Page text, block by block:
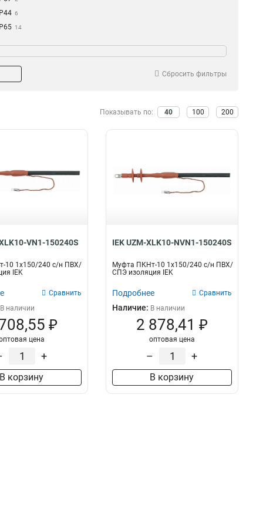
IP44 6
IP65 14
Сбросить фильтры
Показывать по: 40 100 200
VN1-150240S
10 1х150/240 с/н ПВХ/
IEK
Сравнить
В наличии
₽
цена
+
В корзину
IEK UZM-XLK10-NVN1-150240S
Муфта ПКНт-10 1х150/240 с/н ПВХ/
СПЭ изоляция IEK
Подробнее Сравнить
Наличие: В наличии
2 878,41 ₽
оптовая цена
– +
В корзину